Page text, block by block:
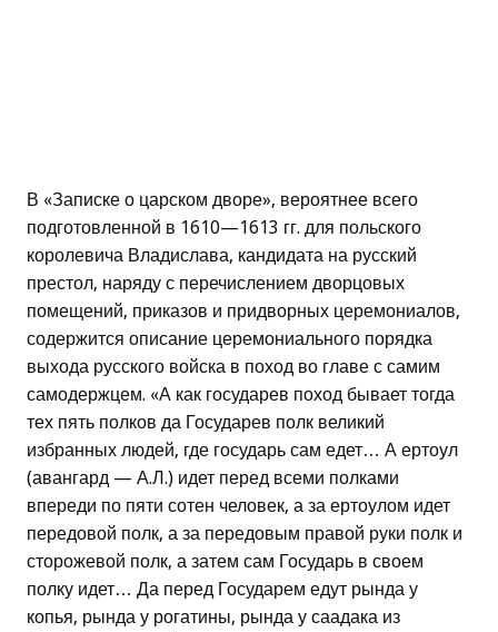
В «Записке о царском дворе», вероятнее всего
подготовленной в 1610—1613 гг. для польского
королевича Владислава, кандидата на русский
престол, наряду с перечислением дворцовых
помещений, приказов и придворных церемониалов,
содержится описание церемониального порядка
выхода русского войска в поход во главе с самим
самодержцем. «А как государев поход бывает тогда
тех пять полков да Государев полк великий
избранных людей, где государь сам едет… А ертоул
(авангард — А.Л.) идет перед всеми полками
впереди по пяти сотен человек, а за ертоулом идет
передовой полк, а за передовым правой руки полк и
сторожевой полк, а затем сам Государь в своем
полку идет… Да перед Государем едут рында у
копья, рында у рогатины, рында у саадака из